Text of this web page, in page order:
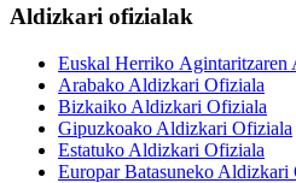
Aldizkari ofizialak
Euskal Herriko Agintaritzaren
Arabako Aldizkari Ofiziala
Bizkaiko Aldizkari Ofiziala
Gipuzkoako Aldizkari Ofiziala
Estatuko Aldizkari Ofiziala
Europar Batasuneko Aldizkari